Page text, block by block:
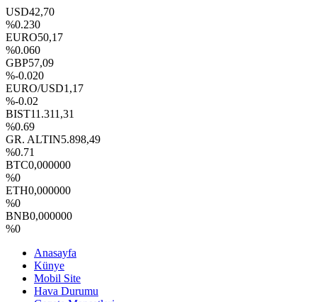
USD42,70
%0.230
EURO50,17
%0.060
GBP57,09
%-0.020
EURO/USD1,17
%-0.02
BIST11.311,31
%0.69
GR. ALTIN5.898,49
%0.71
BTC0,000000
%0
ETH0,000000
%0
BNB0,000000
%0
Anasayfa
Künye
Mobil Site
Hava Durumu